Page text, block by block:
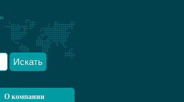
Искать
О компании